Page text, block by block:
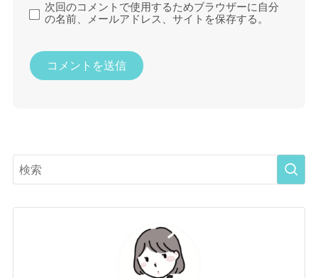
次回のコメントで使用するためブラウザーに自分
の名前、メールアドレス、サイトを保存する。